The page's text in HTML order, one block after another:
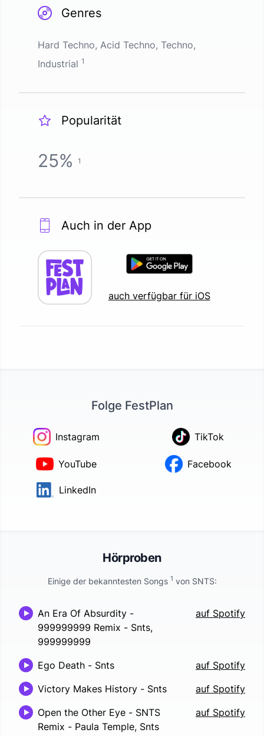
Genres
Hard Techno, Acid Techno, Techno,
Industrial 1
Popularität
25% 1
Auch in der App
auch verfügbar für iOS
Folge FestPlan
Instagram TikTok
YouTube Facebook
LinkedIn
Hörproben
Einige der bekanntesten Songs 1 von SNTS:
An Era Of Absurdity -
999999999 Remix - Snts,
999999999
auf Spotify
Ego Death - Snts
auf Spotify
Victory Makes History - Snts
auf Spotify
Open the Other Eye - SNTS
Remix - Paula Temple, Snts
auf Spotify